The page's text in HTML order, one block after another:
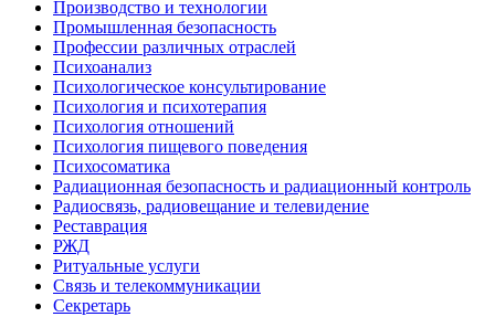
Производство и технологии
Промышленная безопасность
Профессии различных отраслей
Психоанализ
Психологическое консультирование
Психология и психотерапия
Психология отношений
Психология пищевого поведения
Психосоматика
Радиационная безопасность и радиационный контроль
Радиосвязь, радиовещание и телевидение
Реставрация
РЖД
Ритуальные услуги
Связь и телекоммуникации
Секретарь